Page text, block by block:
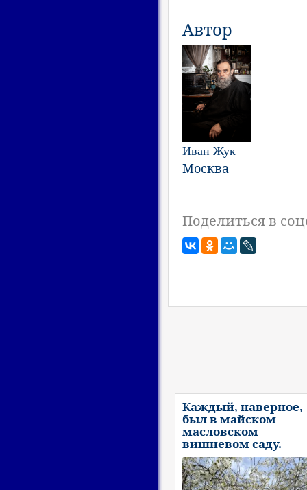
Автор
Иван Жук
Москва
Поделиться в
Каждый, наверное,
был в майском
масловском
вишневом саду.